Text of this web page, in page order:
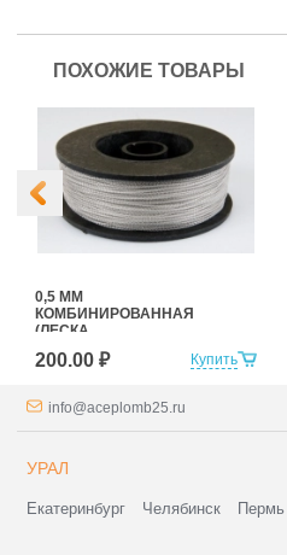
ПОХОЖИЕ ТОВАРЫ
Купить
0,5 ММ
КОМБИНИРОВАННАЯ
(ЛЕСКА
+НЕРЖАВЕЮЩАЯ
СТАЛЬ) 100 м
200.00 ₽
info@aceplomb25.ru
УРАЛ
Екатеринбург Челябинск Пермь